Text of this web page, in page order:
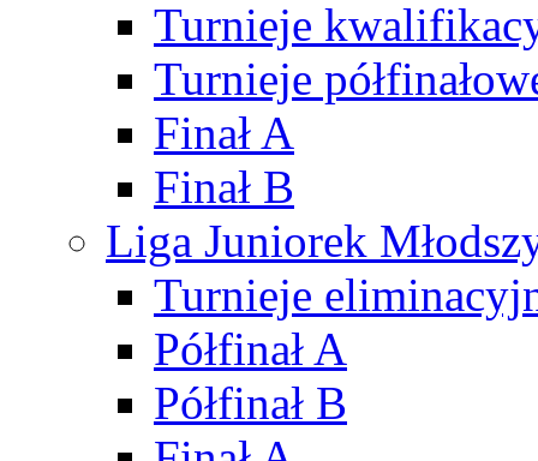
Turnieje
Turnieje
Finał A
Finał B
Liga Juniorek
Turnieje
Półfinał A
Półfinał B